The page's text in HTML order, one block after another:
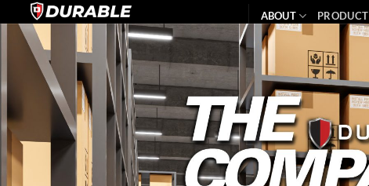
ABOUT PRODUCT